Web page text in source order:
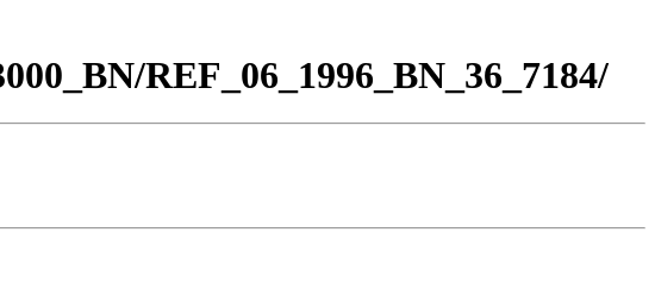
REF_06_1996_BN_36_7184/